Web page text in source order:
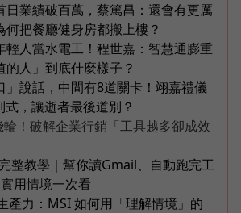
日業績破百萬，蔡篤昌：還會有更厲
何把餐廳健身房都搬上樓？
輕人當水電工！程世嘉：智慧通膨重
的人」到底什麼樣子？
」說話，中間有8道關卡！翊嘉禮儀
，讓逝者最後道別？
！破解企業行銷「工具越多卻成效
整教學｜幫你讀Gmail、自動跑完工
用情境一次看
產力：MSI 如何用「理解情境」的